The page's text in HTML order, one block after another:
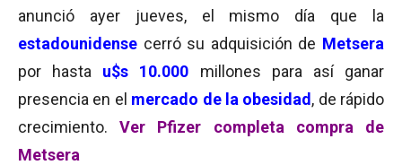
anunció ayer jueves, el mismo día que la
estadounidense cerró su adquisición de Metsera
por hasta u$s 10.000 millones para así ganar
presencia en el mercado de la obesidad , de rápido
crecimiento.Ver Pfizer completa compra de
Metsera